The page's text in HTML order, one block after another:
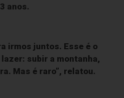
anos.
irmos juntos. Esse é o
subir a montanha,
Mas é raro”, relatou.